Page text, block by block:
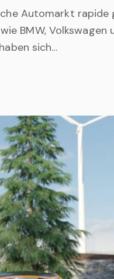
Automarkt rapide
BMW, Volkswagen
sich…